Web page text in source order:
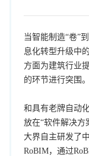
当智能制造“卷”
息化转型升级中
方面为建筑行业
的环节进行突围。
和具有老牌自动
放在“软件解决方
大界自主研发了
RoBIM，通过